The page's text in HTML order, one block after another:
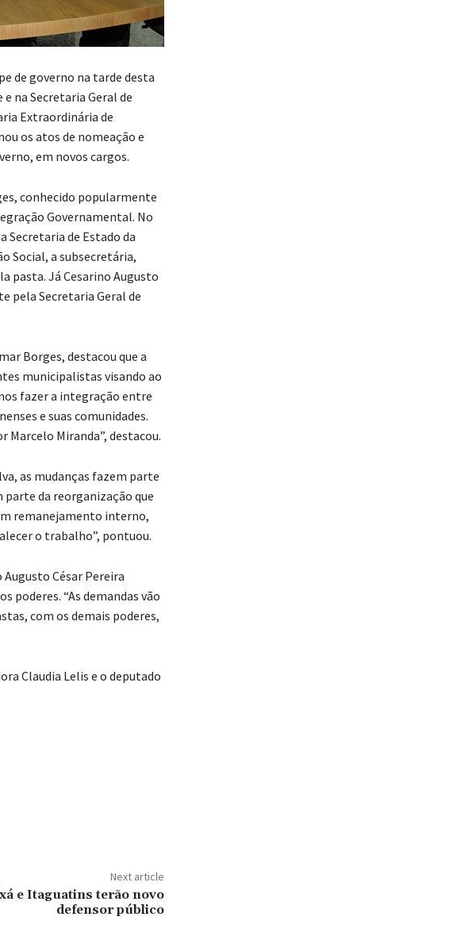
de governo na tarde desta
na Secretaria Geral de
Extraordinária de
os atos de nomeação e
em novos cargos.
conhecido popularmente
Governamental. No
Secretaria de Estado da
Social, a subsecretária,
pasta. Já Cesarino Augusto
pela Secretaria Geral de
Borges, destacou que a
municipalistas visando ao
fazer a integração entre
e suas comunidades.
Miranda”, destacou.
as mudanças fazem parte
parte da reorganização que
remanejamento interno,
o trabalho”, pontuou.
César Pereira
poderes. “As demandas vão
com os demais poderes,
Claudia Lelis e o deputado
Next article
e Itaguatins terão novo
defensor público